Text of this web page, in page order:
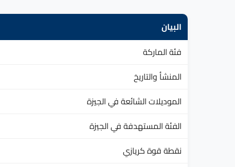
البيان
فئة الماركة
المنشأ والتاريخ
الموديلات الشائعة في الجيزة
الفئة المستهدفة في الجيزة
نقطة قوة كريازي